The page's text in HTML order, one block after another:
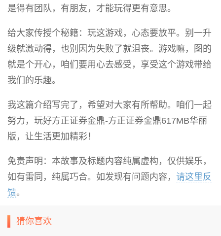
是得有团队，有朋友，才能玩得更有意思。
给大家传授个秘籍：玩这游戏，心态要放平。别一升
级就激动得，也别因为失败了就沮丧。游戏嘛，图的
就是个开心，咱们要用心去感受，享受这个游戏带给
我们的乐趣。
我这篇介绍写完了，希望对大家有所帮助。咱们一起
努力，玩好方正证券金鼎-方正证券金鼎617MB华丽
版，让生活更加精彩！
免责声明：本故事及标题内容纯属虚构，仅供娱乐，
如有雷同，纯属巧合。如发现有问题内容， 请这里反
馈。
猜你喜欢